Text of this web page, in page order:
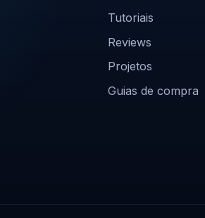
Tutoriais
Reviews
Projetos
Guias de compra